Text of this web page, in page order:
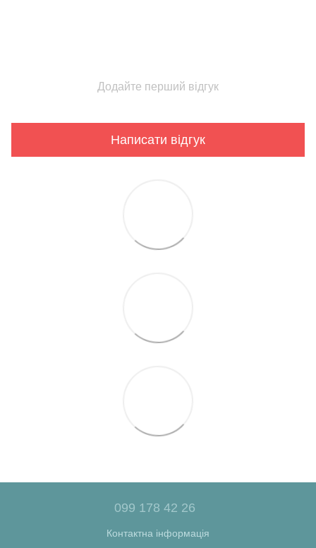
Додайте перший відгук
Написати відгук
099 178 42 26
Контактна інформація